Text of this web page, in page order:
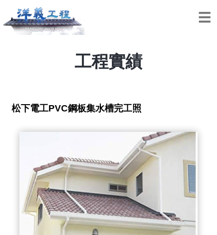
工程實績
松下電工PVC鋼板集水槽完工照